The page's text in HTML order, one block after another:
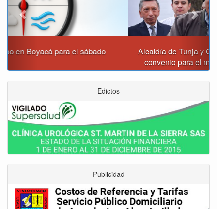
Alcaldía de Tunja y Gobernación de Boyacá firmaron
convenio para el mantenimiento de vía Moniquirá
Edictos
Publicidad